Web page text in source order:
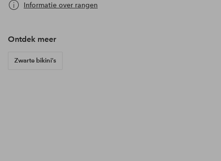
Informatie over rangen
Ontdek meer
Zwarte bikini’s